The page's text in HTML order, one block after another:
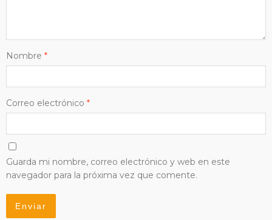
Nombre *
Correo electrónico *
Guarda mi nombre, correo electrónico y web en este
navegador para la próxima vez que comente.